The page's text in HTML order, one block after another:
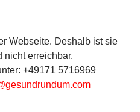
Webseite. Deshalb ist sie
nicht erreichbar.
+49171 5716969